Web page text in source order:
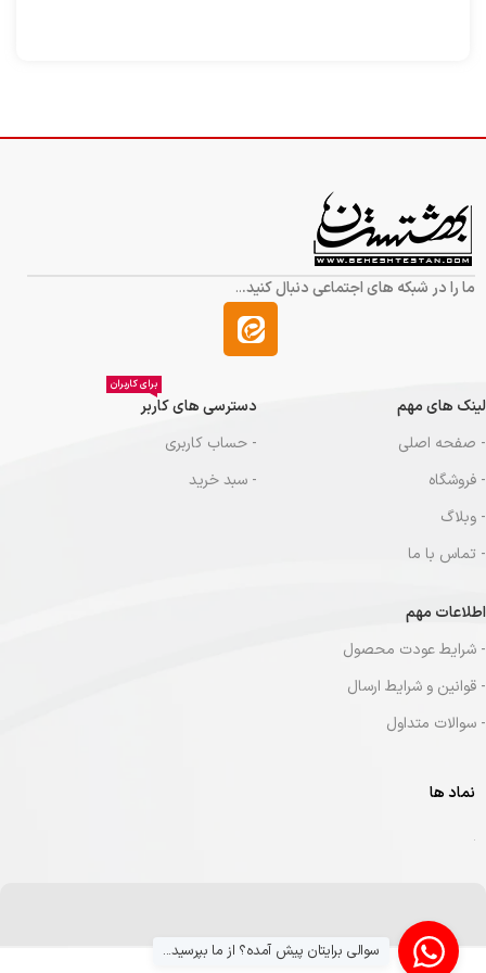
ما را در شبکه های اجتماعی دنبال کنید...
لینک های مهم
- صفحه اصلی
- فروشگاه
- وبلاگ
- تماس با ما
دسترسی های کاربر
برای کاربران
- حساب کاربری
- سبد خرید
اطلاعات مهم
- شرایط عودت محصول
- قوانین و شرایط ارسال
- سوالات متداول
نماد ها
سوالی برایتان پیش آمده؟ از ما بپرسید...